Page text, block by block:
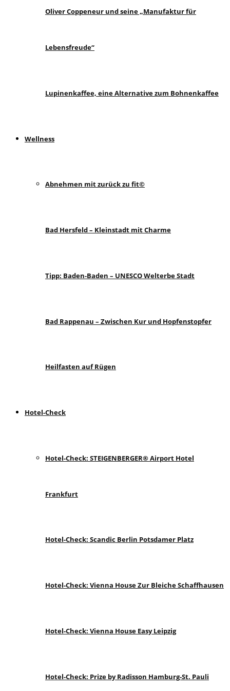
Oliver Coppeneur und seine „Manufaktur für
Lebensfreude“
Lupinenkaffee, eine Alternative zum Bohnenkaffee
Wellness
Abnehmen mit zurück zu fit©
Bad Hersfeld – Kleinstadt mit Charme
Tipp: Baden-Baden – UNESCO Welterbe Stadt
Bad Rappenau – Zwischen Kur und Hopfenstopfer
Heilfasten auf Rügen
Hotel-Check
Hotel-Check: STEIGENBERGER® Airport Hotel
Frankfurt
Hotel-Check: Scandic Berlin Potsdamer Platz
Hotel-Check: Vienna House Zur Bleiche Schaffhausen
Hotel-Check: Vienna House Easy Leipzig
Hotel-Check: Prize by Radisson Hamburg-St. Pauli